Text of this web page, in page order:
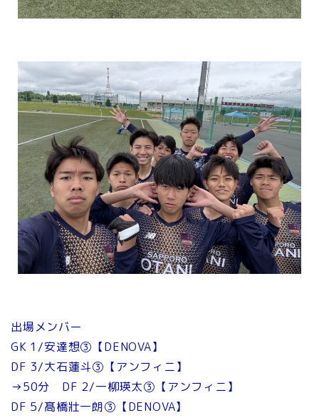
出場メンバー
GK 1/安達想③【DENOVA】
DF 3/大石蓮斗③【アンフィニ】
→50分 DF 2/一柳瑛太③【アンフィニ】
DF 5/髙橋壯一朗③【DENOVA】